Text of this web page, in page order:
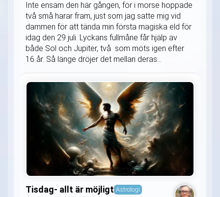
Inte ensam den här gången, för i morse hoppade
två små harar fram, just som jag satte mig vid
dammen för att tända min första magiska eld för
idag den 29 juli. Lyckans fullmåne får hjälp av
både Sol och Jupiter, två som möts igen efter
16 år. Så länge dröjer det mellan deras...
Tisdag- allt är möjligt Astrologi